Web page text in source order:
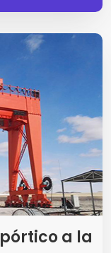
a la